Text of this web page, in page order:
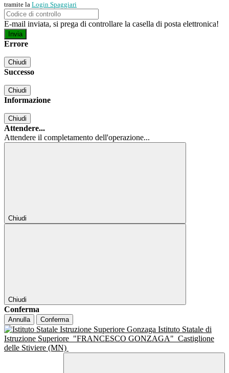
tramite la Login Spaggiari
E-mail inviata, si prega di controllare la casella di posta elettronica!
Errore
Chiudi
Successo
Chiudi
Informazione
Chiudi
Attendere...
Attendere il completamento dell'operazione...
Chiudi
Chiudi
Conferma
Annulla Conferma
Istituto Statale di
Istruzione Superiore "FRANCESCO GONZAGA" Castiglione
delle Stiviere (MN)